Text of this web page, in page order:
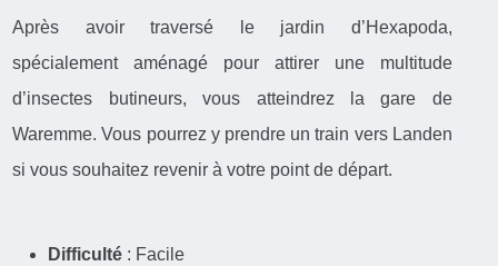
Après avoir traversé le jardin d’Hexapoda,
spécialement aménagé pour attirer une multitude
d’insectes butineurs, vous atteindrez la gare de
Waremme. Vous pourrez y prendre un train vers Landen
si vous souhaitez revenir à votre point de départ.
Difficulté : Facile